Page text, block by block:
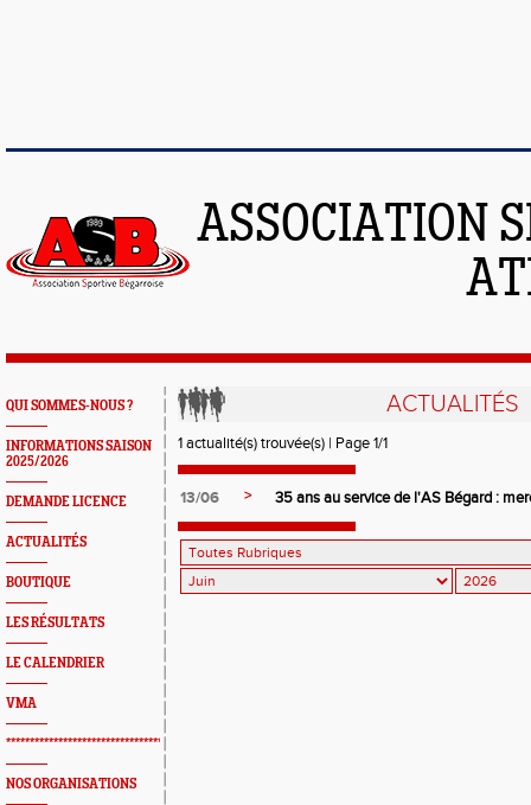
ASSOCIATION
QUI SOMMES-NOUS ?
INFORMATIONS SAISON
2025/2026
DEMANDE LICENCE
ACTUALITÉS
BOUTIQUE
LES RÉSULTATS
LE CALENDRIER
VMA
*************************************************
NOS ORGANISATIONS
ACTUALITÉS
1 actualité(s) trouvée(s) | Page 1/1
13/06 > 35 ans au service de l'AS Bégard :